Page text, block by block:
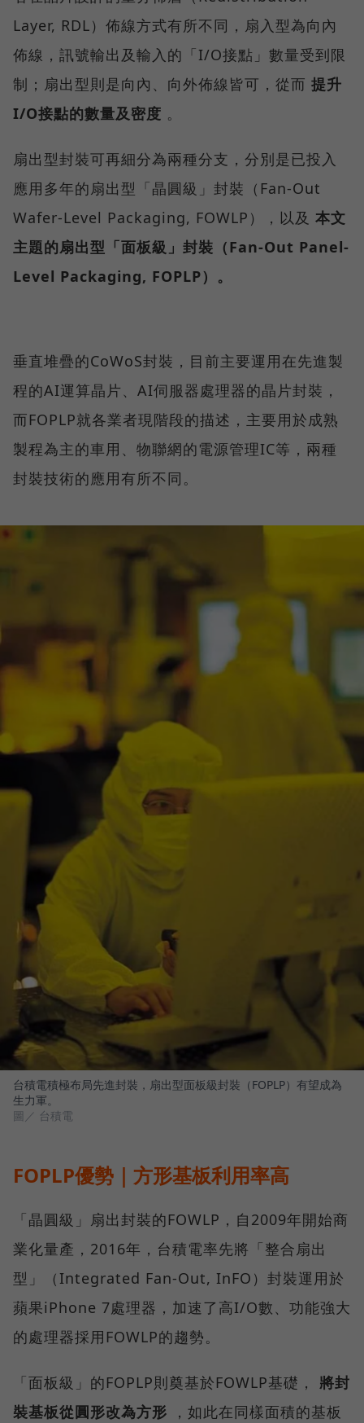
Layer, RDL）佈線方式有所不同，扇入型為向內
佈線，訊號輸出及輸入的「I/O接點」數量受到限
制；扇出型則是向內、向外佈線皆可，從而 提升
I/O接點的數量及密度 。
扇出型封裝可再細分為兩種分支，分別是已投入
應用多年的扇出型「晶圓級」封裝（Fan-Out
Wafer-Level Packaging, FOWLP），以及 本文
主題的扇出型「面板級」封裝（Fan-Out Panel-
Level Packaging, FOPLP）。
垂直堆疊的CoWoS封裝，目前主要運用在先進製
程的AI運算晶片、AI伺服器處理器的晶片封裝，
而FOPLP就各業者現階段的描述，主要用於成熟
製程為主的車用、物聯網的電源管理IC等，兩種
封裝技術的應用有所不同。
台積電積極布局先進封裝，扇出型面板級封裝（FOPLP）有望成為
生力軍。
圖／ 台積電
FOPLP優勢｜方形基板利用率高
「晶圓級」扇出封裝的FOWLP，自2009年開始商
業化量產，2016年，台積電率先將「整合扇出
型」（Integrated Fan-Out, InFO）封裝運用於
蘋果iPhone 7處理器，加速了高I/O數、功能強大
的處理器採用FOWLP的趨勢。
「面板級」的FOPLP則奠基於FOWLP基礎， 將封
裝基板從圓形改為方形 ，如此在同樣面積的基板